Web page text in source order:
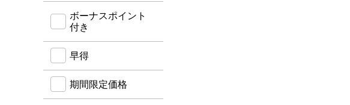
ボーナスポイント
付き
早得
期間限定価格